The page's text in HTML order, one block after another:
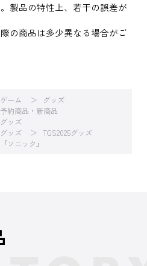
製品の特性上、若干の誤差が
の商品は多少異なる場合がご
ゲーム
グッズ
予約商品・新商品
グッズ
グッズ
TGS2025グッズ
『ソニック』